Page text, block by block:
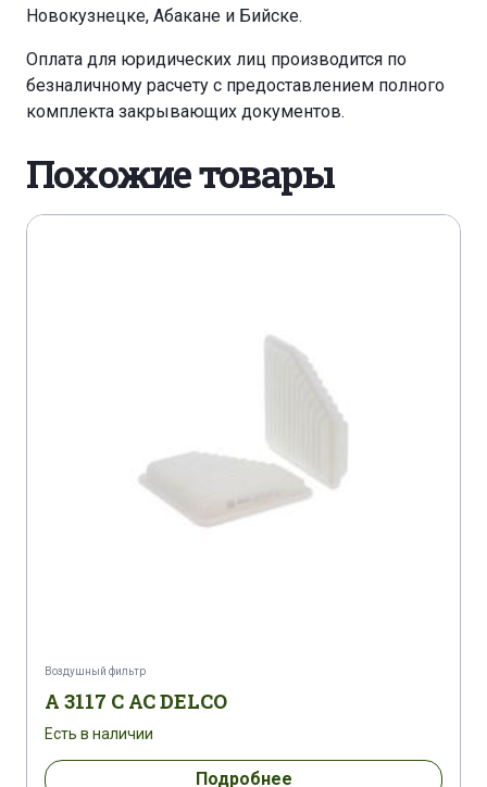
Новокузнецке, Абакане и Бийске.
Оплата для юридических лиц производится по
безналичному расчету с предоставлением полного
комплекта закрывающих документов.
Похожие товары
Воздушный фильтр
A 3117 C AC DELCO
Есть в наличии
Подробнее